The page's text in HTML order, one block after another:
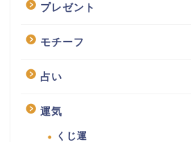
プレゼント
モチーフ
占い
運気
くじ運